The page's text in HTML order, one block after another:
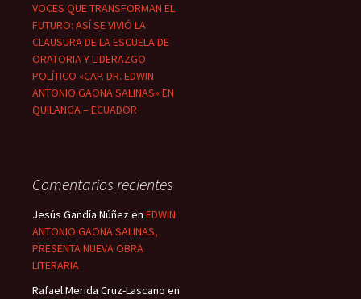
VOCES QUE TRANSFORMAN EL
FUTURO: ASÍ SE VIVIÓ LA
CLAUSURA DE LA ESCUELA DE
ORATORIA Y LIDERAZGO
POLÍTICO «CAP. DR. EDWIN
ANTONIO GAONA SALINAS» EN
QUILANGA – ECUADOR
Comentarios recientes
Jesús Gandía Núñezen EDWIN
ANTONIO GAONA SALINAS,
PRESENTA NUEVA OBRA
LITERARIA
Rafael Merida Cruz-Lascano en